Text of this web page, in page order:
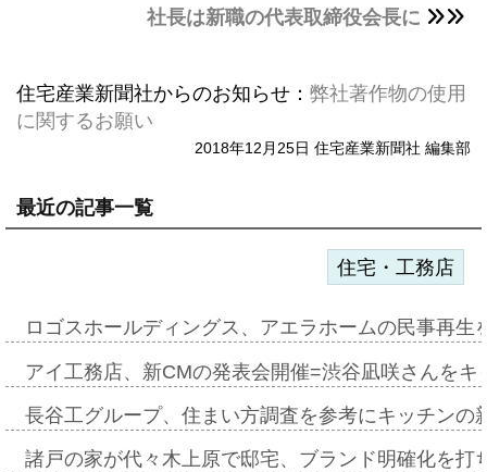
社長は新職の代表取締役会長に
住宅産業新聞社からのお知らせ： 弊社著作物の使用
に関するお願い
2018年12月25日 住宅産業新聞社 編集部
最近の記事一覧
住宅・工務店
ロゴスホールディングス、アエラホームの民事再
アイ工務店、新CMの発表会開催=渋谷凪咲さんを
長谷工グループ、住まい方調査を参考にキッチン
諸戸の家が代々木上原で邸宅、ブランド明確化を